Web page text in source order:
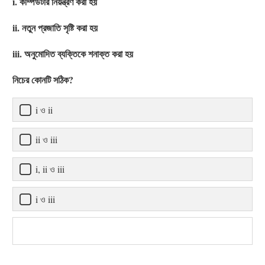
ii. নতুন প্রজাতি সৃষ্টি করা হয়
iii. অনুমোদিত ব্যক্তিকে শনাক্ত করা হয়
নিচের কোনটি সঠিক?
i ও ii
ii ও iii
i, ii ও iii
i ও iii